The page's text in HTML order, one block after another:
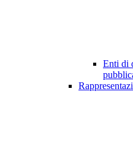
Enti di